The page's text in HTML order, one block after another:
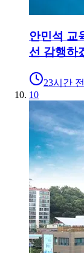
안민석 교
선 감행하
23시간 전
10